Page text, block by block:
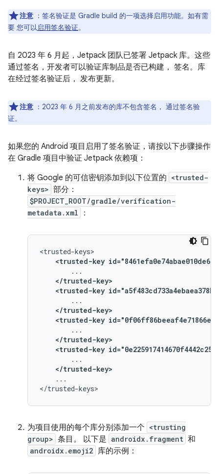
注意 ：签名验证是 Gradle build 的一项选择启用功能。如有需
要 您可以启用签名验证。
自 2023 年 6 月起，Jetpack 团队已签署 Jetpack 库。这些
通过签名，开发者可以验证库制品是否已构建， 签名。库
在经过签名验证后， 发布更新。
注意 ：2023 年 6 月之前发布的库不包含签名， 通过签名验
证。
如果您的 Android 项目启用了签名验证，请按以下步骤操作
在 Gradle 项目中验证 Jetpack 依赖项：
将 Google 的可信密钥添加到以下位置的 <trusted-
keys> 部分：
$PROJECT_ROOT/gradle/verification-
metadata.xml
：
<trusted-key
</trusted-key>
<trusted-key
</trusted-key>
<trusted-key
</trusted-key>
<trusted-key
</trusted-key>
...
为项目使用的每个库分别添加一个 <trusting
group> 条目。 以下是 androidx.fragment 和
androidx.emoji2 库的示例：